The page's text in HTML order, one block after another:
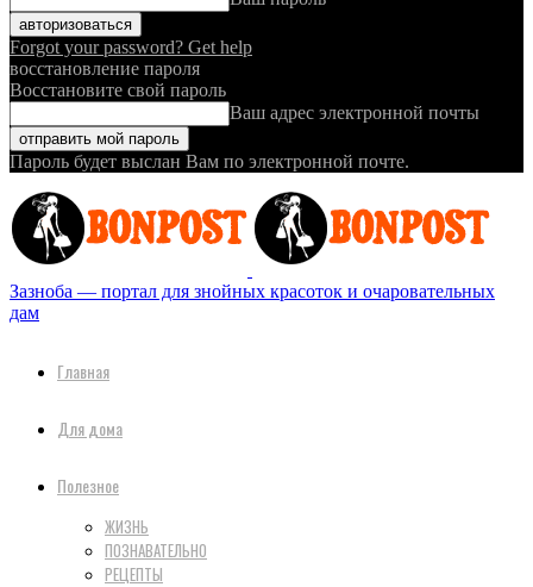
Forgot your password? Get help
восстановление пароля
Восстановите свой пароль
Ваш адрес электронной почты
Пароль будет выслан Вам по электронной почте.
Зазноба — портал для знойных красоток и очаровательных
дам
Главная
Для дома
Полезное
ЖИЗНЬ
ПОЗНАВАТЕЛЬНО
РЕЦЕПТЫ